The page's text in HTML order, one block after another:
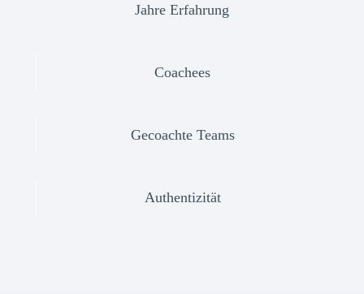
Jahre Erfahrung
Coachees
Gecoachte Teams
Authentizität